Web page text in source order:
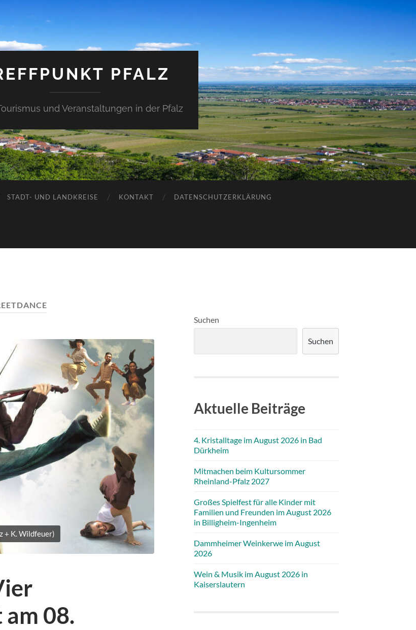
PFALZ
und Veranstaltungen in der Pfalz
STADT- UND LANDKREISE KONTAKT DATENSCHUTZERKLÄRUNG
+ K. Wildfeuer)
08.
Suchen
Suchen
Aktuelle Beiträge
4. Kristalltage im August 2026 in Bad
Dürkheim
Mitmachen beim Kultursommer
Rheinland-Pfalz 2027
Großes Spielfest für alle Kinder mit
Familien und Freunden im August 2026
in Billigheim-Ingenheim
Dammheimer Weinkerwe im August
2026
Wein & Musik im August 2026 in
Kaiserslautern